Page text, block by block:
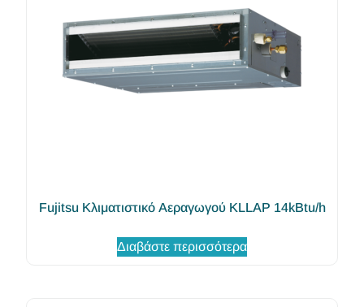
Fujitsu Κλιματιστικό Αεραγωγού KLLAP 14kBtu/h
Διαβάστε περισσότερα